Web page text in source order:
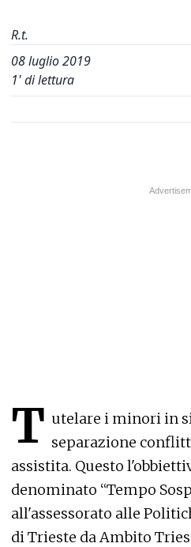
R.t.
08 luglio 2019
1' di lettura
T utelare i minori in
separazione
assistita. Questo
denominato “Tempo
all'assessorato alle
di Trieste da Ambito